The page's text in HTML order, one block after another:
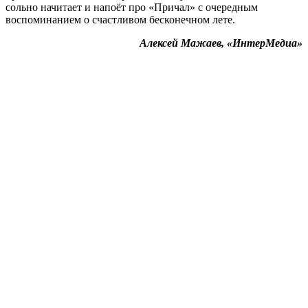
сольно начитает и напоёт про «Причал» с очередным
воспоминанием о счастливом бесконечном лете.
Алексей Мажаев, «ИнтерМедиа»